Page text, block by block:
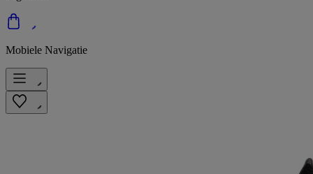
Mobiele Navigatie